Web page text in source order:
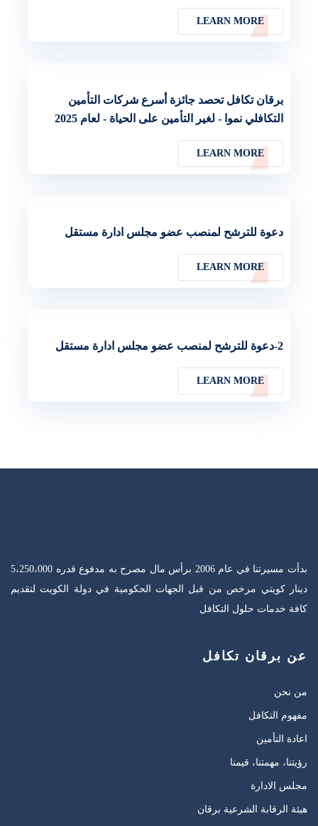
LEARN MORE
برقان تكافل تحصد جائزة أسرع شركات التأمين
التكافلي نموا - لغير التأمين على الحياة - لعام 2025
LEARN MORE
دعوة للترشح لمنصب عضو مجلس ادارة مستقل
LEARN MORE
2-دعوة للترشح لمنصب عضو مجلس ادارة مستقل
LEARN MORE
بدأت مسيرتنا في عام 2006 برأس مال مصرح به مدفوع قدره 5،250،000
دينار كويتي مرخص من قبل الجهات الحكومية في دولة الكويت لتقديم
كافة خدمات حلول التكافل
عن برقان تكافل
من نحن
مفهوم التكافل
اعادة التأمين
رؤيتنا، مهمتنا، قيمنا
مجلس الادارة
هيئة الرقابة الشرعية برقان